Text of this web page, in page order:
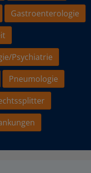
Gastroenterologie
Psychiatrie
Pneumologie